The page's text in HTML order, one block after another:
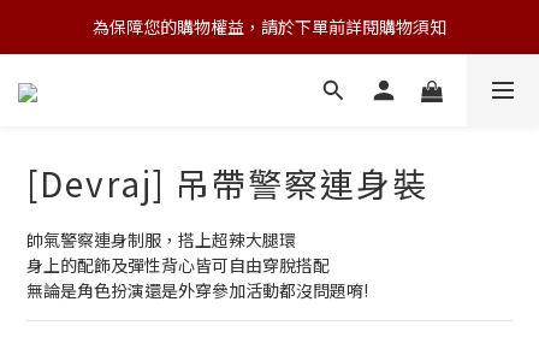
💌 Nearby收藏家｜任選三件 9折 五件 88折
為保障您的購物權益，請於下單前詳閱購物須知
💌 Nearby收藏家｜任選三件 9折 五件 88折
[Devraj] 吊帶警察連身裝
帥氣警察連身制服，搭上超辣大腿環
身上的配飾及彈性背心皆可自由穿脫搭配
無論是角色扮演還是外穿參加活動都沒問題唷!